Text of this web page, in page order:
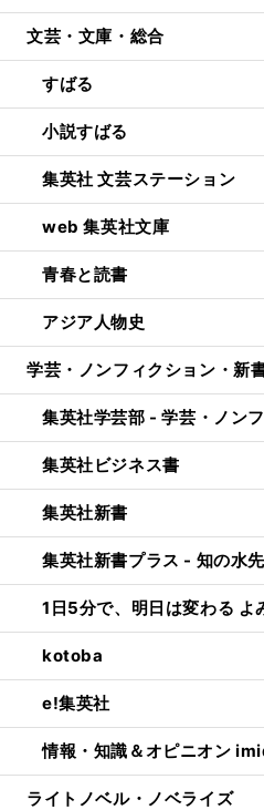
文芸・文庫・総合
すばる
小説すばる
集英社 文芸ステーション
web 集英社文庫
青春と読書
アジア人物史
学芸・ノンフィクション・新
集英社学芸部 - 学芸・ノン
集英社ビジネス書
集英社新書
集英社新書プラス - 知の水
1日5分で、明日は変わる
kotoba
e!集英社
情報・知識＆オピニオン
ライトノベル・ノベライズ